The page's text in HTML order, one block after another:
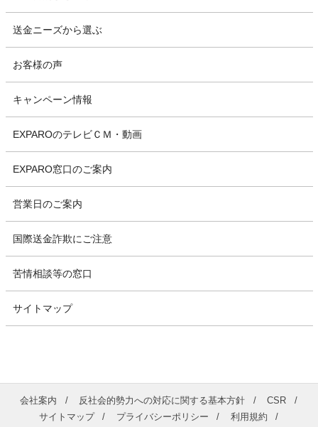
送金ニーズから選ぶ
お客様の声
キャンペーン情報
EXPAROのテレビＣＭ・動画
EXPARO窓口のご案内
営業日のご案内
国際送金詐欺にご注意
苦情相談等の窓口
サイトマップ
会社案内 反社会的勢力への対応に関する基本方針
CSR
サイトマップ
プライバシーポリシー 利用規約